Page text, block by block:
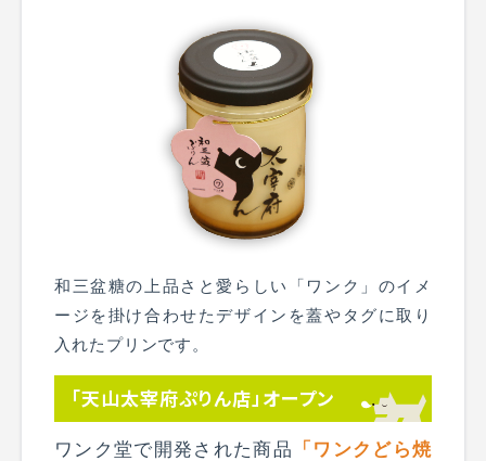
和三盆糖の上品さと愛らしい「ワンク」のイメ
ージを掛け合わせたデザインを蓋やタグに取り
入れたプリンです。
「天山太宰府ぷりん店」オープン
ワンク堂で開発された商品 「ワンクどら焼